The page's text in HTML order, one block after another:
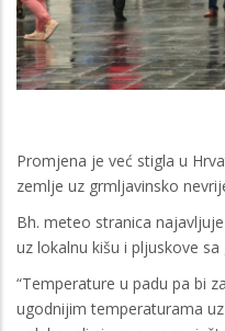
Promjena je već stigla u
zemlje uz grmljavinsko
Bh. meteo stranica
uz lokalnu kišu i pljuskove
“Temperature u padu pa bi
ugodnijim temperaturama